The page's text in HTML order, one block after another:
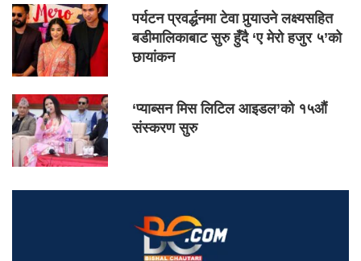
पर्यटन प्रवर्द्धनमा टेवा पुर्‍याउने लक्ष्यसहित
बडीमालिकाबाट सुरु हुँदै ‘ए मेरो हजुर ५’को
छायांकन
‘प्याब्सन मिस लिटिल आइडल’को १५औं
संस्करण सुरु